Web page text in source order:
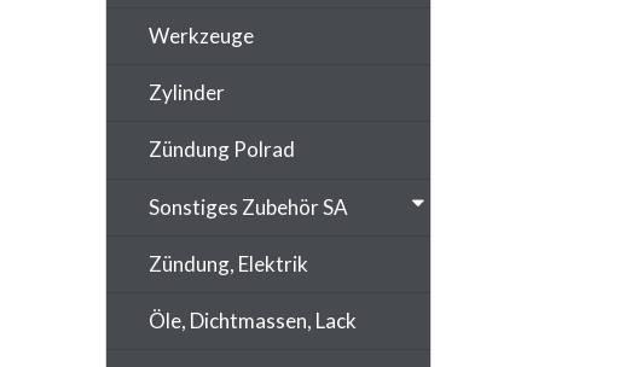
Werkzeuge
Zylinder
Zündung Polrad
Sonstiges Zubehör SA
Zündung, Elektrik
Öle, Dichtmassen, Lack